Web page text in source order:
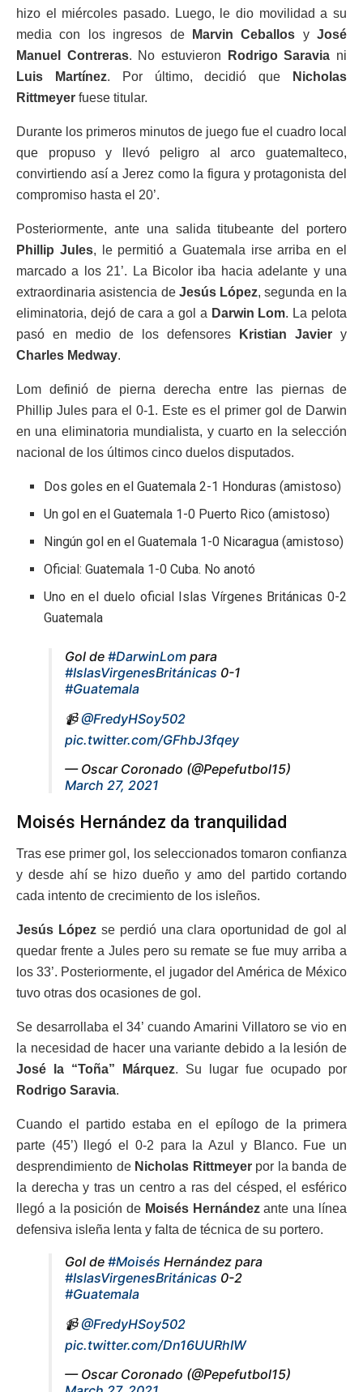
hizo el miércoles pasado. Luego, le dio movilidad a su
media con los ingresos de
Marvin Ceballos y José
Manuel Contreras. No estuvieron Rodrigo Saravia ni
Luis Martínez. Por último, decidió que
Nicholas
Rittmeyer fuese titular.
Durante los primeros minutos de juego fue el cuadro local
que propuso y llevó peligro al arco guatemalteco,
convirtiendo así a Jerez como la figura y protagonista del
compromiso hasta el 20’.
Posteriormente, ante una salida titubeante del portero
Phillip Jules, le permitió a Guatemala irse arriba en el
marcado a los 21’. La Bicolor iba hacia adelante y una
extraordinaria asistencia de Jesús López, segunda en la
eliminatoria, dejó de cara a gol a Darwin Lom. La pelota
pasó en medio de los defensores
Kristian Javier y
Charles Medway.
Lom definió de pierna derecha entre las piernas de
Phillip Jules para el 0-1. Este es el primer gol de Darwin
en una eliminatoria mundialista, y cuarto en la selección
nacional de los últimos cinco duelos disputados.
Dos goles en el Guatemala 2-1 Honduras (amistoso)
Un gol en el Guatemala 1-0 Puerto Rico (amistoso)
Ningún gol en el Guatemala 1-0 Nicaragua (amistoso)
Oficial: Guatemala 1-0 Cuba. No anotó
Uno en el duelo oficial Islas Vírgenes Británicas 0-2
Guatemala
Gol de #DarwinLom para
#IslasVirgenesBritánicas 0-1
#Guatemala
📹@FredyHSoy502
pic.twitter.com/GFhbJ3fqey
— Oscar Coronado (@Pepefutbol15)
March 27, 2021
Moisés Hernández da tranquilidad
Tras ese primer gol, los seleccionados tomaron confianza
y desde ahí se hizo dueño y amo del partido cortando
cada intento de crecimiento de los isleños.
Jesús Lópezse perdió una clara oportunidad de gol al
quedar frente a Jules pero su remate se fue muy arriba a
los 33’. Posteriormente, el jugador del América de México
tuvo otras dos ocasiones de gol.
Se desarrollaba el 34’ cuando Amarini Villatoro se vio en
la necesidad de hacer una variante debido a la lesión de
José la “Toña” Márquez. Su lugar fue ocupado por
Rodrigo Saravia.
Cuando el partido estaba en el epílogo de la primera
parte (45’) llegó el 0-2 para la Azul y Blanco. Fue un
desprendimiento de Nicholas Rittmeyerpor la banda de
la derecha y tras un centro a ras del césped, el esférico
llegó a la posición de Moisés Hernándezante una línea
defensiva isleña lenta y falta de técnica de su portero.
Gol de #Moisés Hernández para
#IslasVirgenesBritánicas 0-2
#Guatemala
📹@FredyHSoy502
pic.twitter.com/Dn16UURhIW
— Oscar Coronado (@Pepefutbol15)